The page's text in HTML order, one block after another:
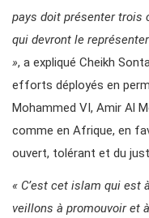
pays doit présenter trois
qui devront le
», a expliqué Cheikh
efforts déployés en
Mohammed VI, Amir Al
comme en Afrique, en
ouvert, tolérant et du
« C’est cet islam qui est
veillons à promouvoir et